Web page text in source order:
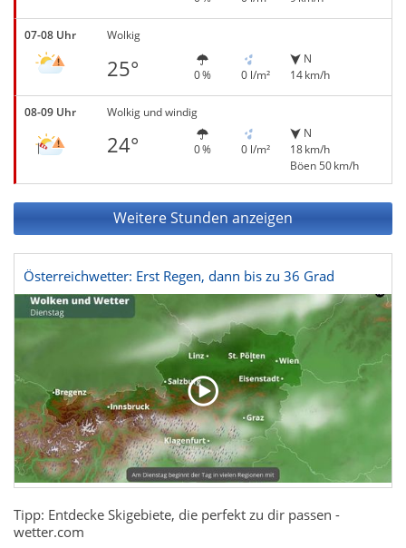
07-08 Uhr Wolkig
25° 0 % 0 l/m²
N
14 km/h
08-09 Uhr Wolkig und windig
24° 0 % 0 l/m²
N
18 km/h
Böen 50 km/h
Weitere Stunden anzeigen
Österreichwetter: Erst Regen, dann bis zu 36 Grad
Tipp: Entdecke Skigebiete, die perfekt zu dir passen -
wetter.com